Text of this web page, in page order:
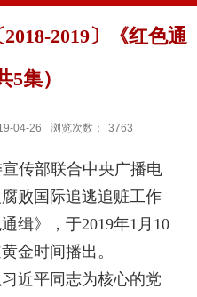
2019〕《红色通
5集）
04-26 浏览次数： 3763
传部联合中央广播电
败国际追逃追赃工作
缉》，于2019年1月10
金时间播出。
平同志为核心的党